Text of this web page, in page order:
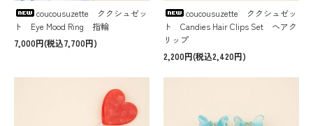
coucousuzette ククシュゼッ
ト Eye Mood Ring 指輪
7,000円(税込7,700円)
coucousuzette ククシュゼッ
ト Candies Hair Clips Set ヘアク
リップ
2,200円(税込2,420円)